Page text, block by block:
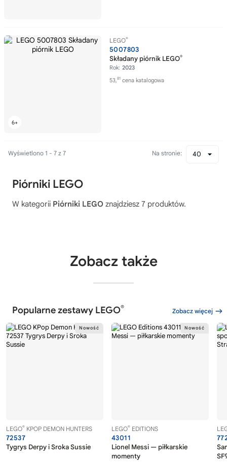
LEGO®
5007803
Składany piórnik LEGO®
Rok: 2023
53,81 cena katalogowa
Wyświetlono 1 - 7 z 7 40
Na stronie:
Piórniki LEGO
W kategorii Piórniki LEGO znajdziesz 7 produktów.
Zobacz także
Popularne zestawy LEGO® Zobacz więcej
LEGO® KPOP DEMON HUNTERS
72537
Tygrys Derpy i Sroka Sussie
LEGO® EDITIONS
43011
Lionel Messi — piłkarskie
momenty